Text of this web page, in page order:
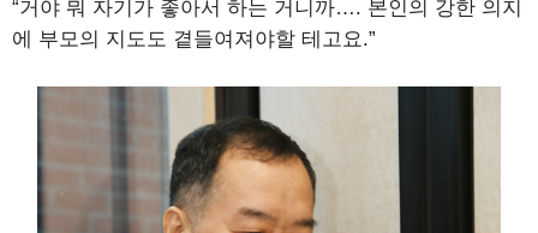
“거야 뭐 자기가 좋아서 하는 거니까…. 본인의 강한 의지
에 부모의 지도도 곁들여져야할 테고요.”